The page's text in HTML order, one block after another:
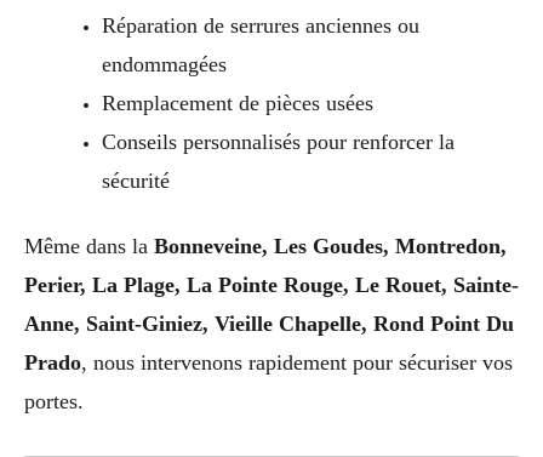
Réparation de serrures anciennes ou
endommagées
Remplacement de pièces usées
Conseils personnalisés pour renforcer la
sécurité
Même dans la Bonneveine, Les Goudes, Montredon,
Perier, La Plage, La Pointe Rouge, Le Rouet, Sainte-
Anne, Saint-Giniez, Vieille Chapelle, Rond Point Du
Prado, nous intervenons rapidement pour sécuriser vos
portes.